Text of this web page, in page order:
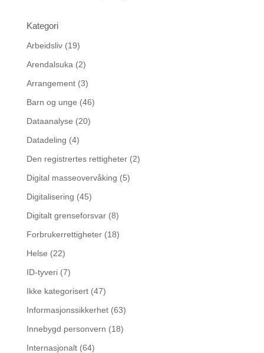
Kategori
Arbeidsliv(19)
Arendalsuka (2)
Arrangement(3)
Barn og unge (46)
Dataanalyse (20)
Datadeling (4)
Den registrertes rettigheter(2)
Digital masseovervåking (5)
Digitalisering (45)
Digitalt grenseforsvar(8)
Forbrukerrettigheter(18)
Helse (22)
ID-tyveri(7)
Ikke kategorisert(47)
Informasjonssikkerhet(63)
Innebygd personvern (18)
Internasjonalt(64)